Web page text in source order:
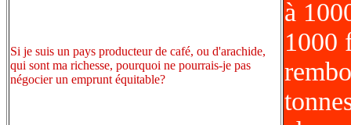
Si je suis un pays producteur de café, ou d'arachide,
qui sont ma richesse, pourquoi ne pourrais-je pas
négocier un emprunt équitable?
à
1000